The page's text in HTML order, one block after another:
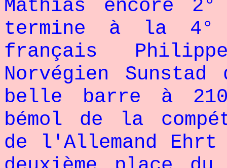
Mathias encore
termine à la 4°
français
Norvégien
belle barre à
bémol de la
de
l'Allemand